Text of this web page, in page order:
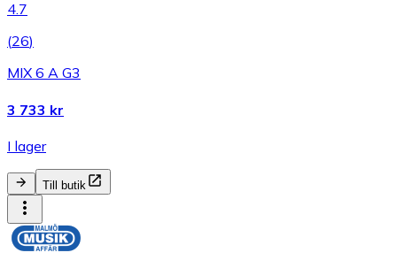
4.7
(26)
MIX 6 A G3
3 733 kr
I lager
Till butik